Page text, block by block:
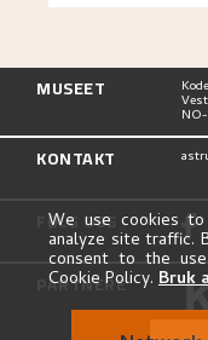
MUSEET
KONTAKT
FØLG OSS
PARTNERE
We use cookies
analyze site traffic.
consent to the
Cookie Policy. Bruk